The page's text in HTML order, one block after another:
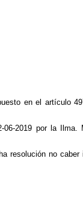
en el artículo
2019 por la Ilma.
resolución no caber